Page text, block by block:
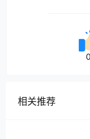
0
相关推荐